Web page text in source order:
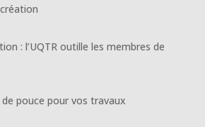
: l’UQTR outille les membres de
de pouce pour vos travaux